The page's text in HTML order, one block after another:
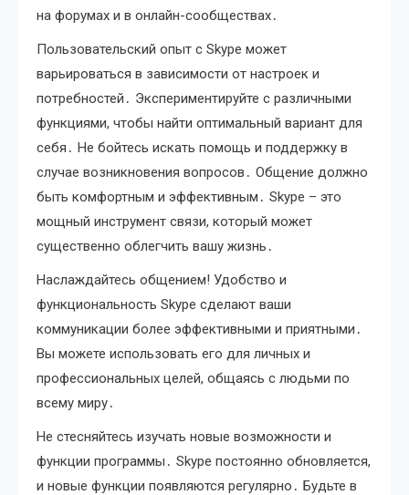
на форумах и в онлайн-сообществах․
Пользовательский опыт с Skype может
варьироваться в зависимости от настроек и
потребностей․ Экспериментируйте с различными
функциями, чтобы найти оптимальный вариант для
себя․ Не бойтесь искать помощь и поддержку в
случае возникновения вопросов․ Общение должно
быть комфортным и эффективным․ Skype – это
мощный инструмент связи, который может
существенно облегчить вашу жизнь․
Наслаждайтесь общением! Удобство и
функциональность Skype сделают ваши
коммуникации более эффективными и приятными․
Вы можете использовать его для личных и
профессиональных целей, общаясь с людьми по
всему миру․
Не стесняйтесь изучать новые возможности и
функции программы․ Skype постоянно обновляется,
и новые функции появляются регулярно․ Будьте в